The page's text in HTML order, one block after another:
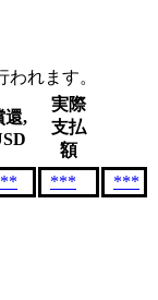
れます。
還,
実際
支払
額
***
***